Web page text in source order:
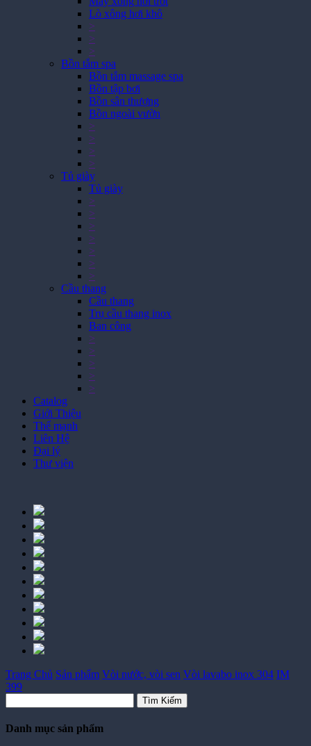
Lò xông hơi khô
>
>
>
Bồn tắm spa
Bồn tắm massage spa
Bồn tập bơi
Bồn sân thượng
Bồn ngoài vườn
>
>
>
>
Tủ giày
Tủ giày
>
>
>
>
>
>
>
Cầu thang
Cầu thang
Trụ cầu thang inox
Ban công
>
>
>
>
>
Catalog
Giới Thiệu
Thế mạnh
Liên Hệ
Đại lý
Thư viện
399